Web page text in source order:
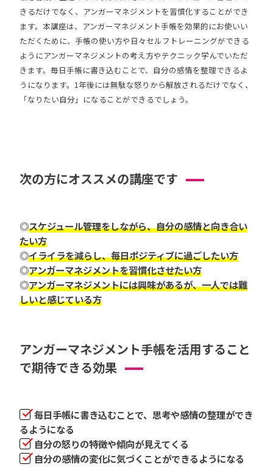
きるだけでなく、アンガーマネジメントを習慣化することができ
ます。本講座は、アンガーマネジメント手帳を効果的にお使いい
ただくために、手帳の使い方や日々セルフトレーニングができる
ようにアンガーマネジメントの考え方やテクニック学んでいただ
きます。毎日手帳に書き込むことで、自分の感情を整理できるよ
うになります。1年後には無駄な怒りから解放されるだけでなく、
「なりたい自分」になることができるでしょう。
次の方にオススメの講座です
◎スケジュール管理をしながら、自分の感情と向き合い
たい方
◎イライラを減らし、毎日ポジティブに過ごしたい方
◎アンガーマネジメントを習慣化させたい方
◎アンガーマネジメントには興味があるが、一人では難
しいと感じている方
アンガーマネジメント手帳を活用すること
で期待できる効果
毎日手帳に書き込むことで、思考や感情の整理ができ
るようになる
自分の怒りの特徴や傾向が見えてくる
自分の感情の変化に気づくことができるようになる